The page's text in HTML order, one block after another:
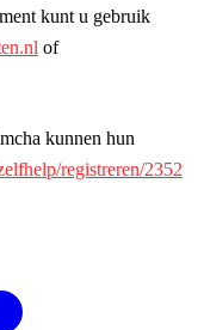
kunt u gebruik
of
kunnen hun
registreren/2352